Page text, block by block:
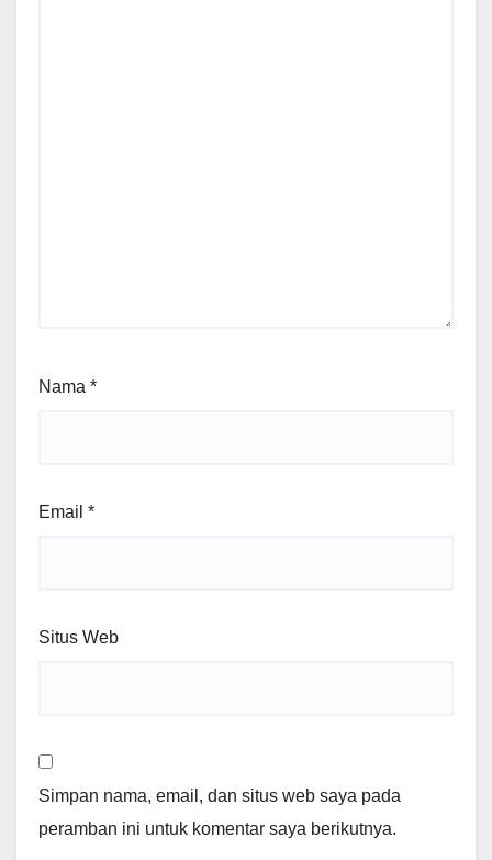
Nama *
Email *
Situs Web
Simpan nama, email, dan situs web saya pada
peramban ini untuk komentar saya berikutnya.